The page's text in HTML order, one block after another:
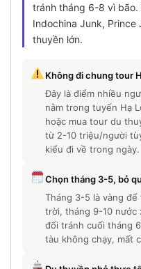
tránh tháng 6-8 vì
Indochina Junk,
thuyền lớn.
Không đi chung tour
Đây là điểm nhiều
nằm trong tuyến Hạ
hoặc mua tour du
từ 2-10 triệu/người
kiểu đi về trong ngày.
Chọn tháng 3-5, bỏ
Tháng 3-5 là vàng
trời, tháng 9-10 nước
đối tránh cuối tháng
tàu không chạy, mất